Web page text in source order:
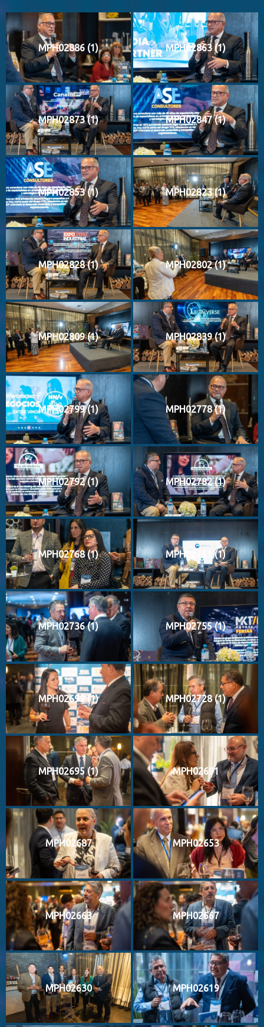
MPH02886 (1) MPH02863 (1)
MPH02873 (1) MPH02847 (1)
MPH02853 (1) MPH02823 (1)
MPH02828 (1) MPH02802 (1)
MPH02809 (1) MPH02839 (1)
MPH02799 (1) MPH02778 (1)
MPH02792 (1) MPH02782 (1)
MPH02768 (1) MPH02751 (1)
MPH02736 (1) MPH02755 (1)
MPH02699 (1) MPH02728 (1)
MPH02695 (1) MPH02691
MPH02687 MPH02653
MPH02663 MPH02667
MPH02630 MPH02619